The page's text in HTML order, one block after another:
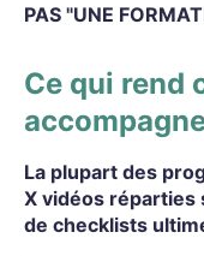
PAS "UNE
Ce qui rend
La plupart des
X vidéos réparties
de checklists